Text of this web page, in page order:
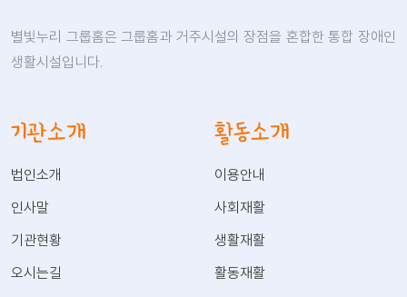
별빛누리 그룹홈은 그룹홈과 거주시설의 장점을 혼합한 통합 장애인
생활시설입니다.
기관소개
법인소개
인사말
기관현황
오시는길
활동소개
이용안내
사회재활
생활재활
활동재활